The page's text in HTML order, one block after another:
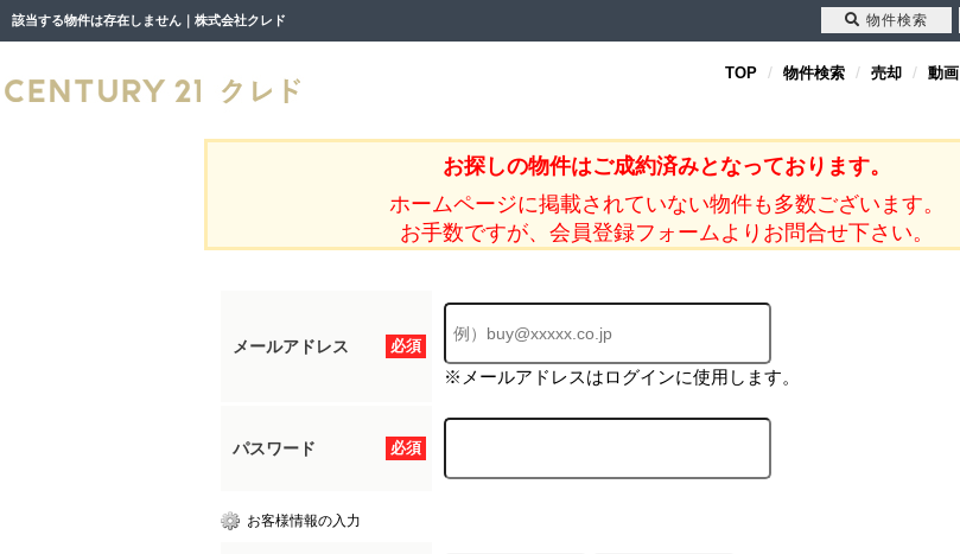
該当する物件は存在しません｜株式会社クレド
TOP 物件検索 売却 動画
お探しの物件はご成約済みとなっております。
ホームページに掲載されていない物件も多数ございます。
お手数ですが、会員登録フォームよりお問合せ下さい。
必須
メールアドレス
※メールアドレスはログインに使用します。
必須
パスワード
お客様情報の入力
物件検索